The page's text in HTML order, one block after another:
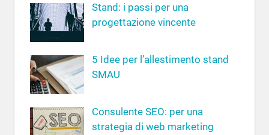
p
e
r
:
Stand: i passi per una
progettazione vincente
5 Idee per l’allestimento stand
SMAU
Consulente SEO: per una
strategia di web marketing